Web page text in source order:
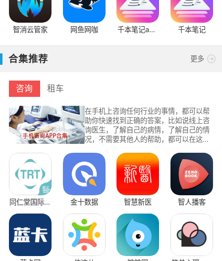
智消云管家 网鱼网咖
千本笔记app
千本笔记
合集推荐 更多
咨询 租车
在手机上咨询任何行业的事情，都可以帮
助你快速找到正确的答案，比如说线上咨
询医生，了解自己的病情，了解自己的情
况，不需要其他人的帮助，都可以在这里
题，都可以通过手机软件帮助你解答所有
问题。
同仁堂国际医
生版
金十数据 智慧新医 智人播客